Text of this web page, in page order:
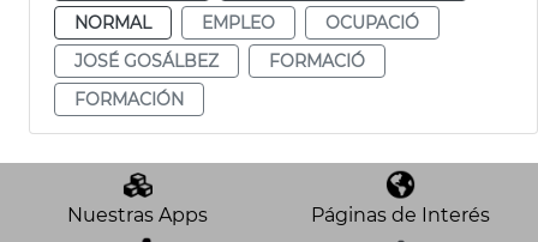
NORMAL
EMPLEO
OCUPACIÓ
JOSÉ GOSÁLBEZ
FORMACIÓ
FORMACIÓN
Nuestras Apps Páginas de Interés